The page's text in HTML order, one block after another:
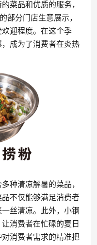
菜品和优质的服务，
部分门店生意展示，
迎程度。在这个季
成为了消费者在炎热
清凉解暑的菜品，
不仅能够满足消费者
丝清凉。此外，小钢
消费者在忙碌的夏日
消费者需求的精准把